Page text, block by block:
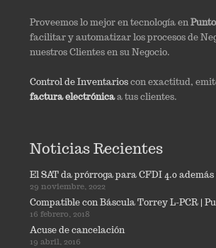
Proveemos lo mejor en tecnología en
facilitar y automatizar los procesos de
nuestros Clientes en su Negocio.
Control de Inventarioscon exactitud,
factura electrónicaa tus clientes.
Noticias Recientes
El SAT da prórroga para CFDI 4.0
29 noviembre, 2022
Compatible con Báscula Torrey L-PCR |
16 febrero, 2018
Acuse de cancelación
19 abril, 2016